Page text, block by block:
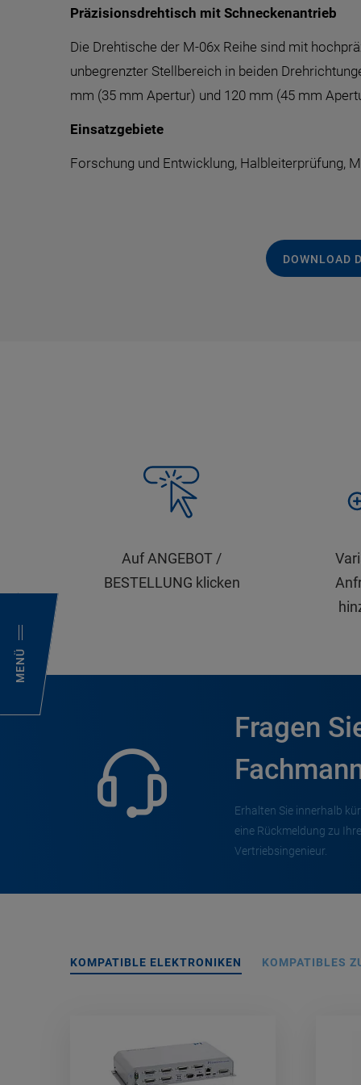
MENÜ
Präzisionsdrehtisch mit Schneckenantrieb
Die Drehtische der M-06x Reihe sind mit
unbegrenzter Stellbereich in beiden
mm (35 mm Apertur) und 120 mm (45 mm
Einsatzgebiete
Forschung und Entwicklung, Halbleiterprüfung,
DOWNLOAD
Auf ANGEBOT /
BESTELLUNG klicken
Fragen
Erhalten Sie innerhalb
eine Rückmeldung zu
Vertriebsingenieur.
KOMPATIBLE ELEKTRONIKEN KOMPATIBLES